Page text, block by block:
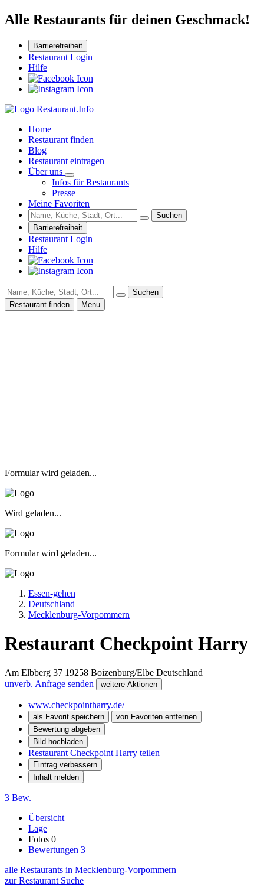
Alle Restaurants für deinen Geschmack!
Barrierefreiheit
Restaurant Login
Hilfe
Home
Restaurant finden
Blog
Restaurant eintragen
Über uns
Infos für Restaurants
Presse
Meine Favoriten
Suchen
Barrierefreiheit
Restaurant Login
Hilfe
Suchen
Restaurant finden
Menu
Formular wird geladen...
Wird geladen...
Formular wird geladen...
Essen-gehen
Deutschland
Mecklenburg-Vorpommern
Restaurant Checkpoint Harry
Am Elbberg 37 19258 Boizenburg/Elbe Deutschland
unverb. Anfrage senden
weitere Aktionen
www.checkpointharry.de/
als Favorit speichern
von Favoriten entfernen
Bewertung abgeben
Bild hochladen
Restaurant Checkpoint Harry teilen
Eintrag verbessern
Inhalt melden
3 Bew.
Übersicht
Lage
Fotos 0
Bewertungen 3
alle Restaurants in Mecklenburg-Vorpommern
zur Restaurant Suche